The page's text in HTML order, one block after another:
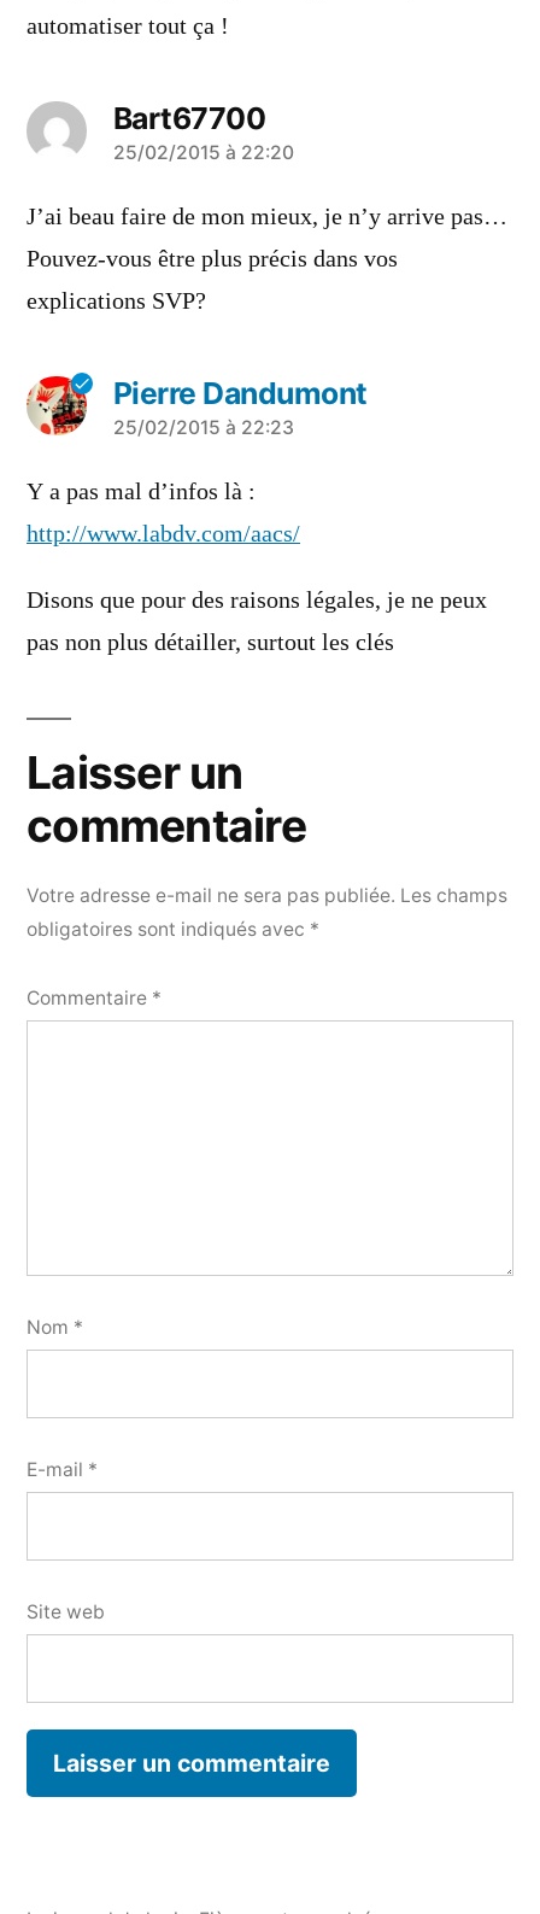
automatiser tout ça !
Bart67700
a
dit :
25/02/2015 à 22:20
J’ai beau faire de mon mieux, je n’y arrive pas…
Pouvez-vous être plus précis dans vos
explications SVP?
Pierre Dandumont
a
dit :
25/02/2015 à 22:23
Y a pas mal d’infos là :
http://www.labdv.com/aacs/
Disons que pour des raisons légales, je ne peux
pas non plus détailler, surtout les clés
Laisser un
commentaire
Votre adresse e-mail ne sera pas publiée. Les champs
obligatoires sont indiqués avec *
Commentaire *
Nom *
E-mail *
Site web